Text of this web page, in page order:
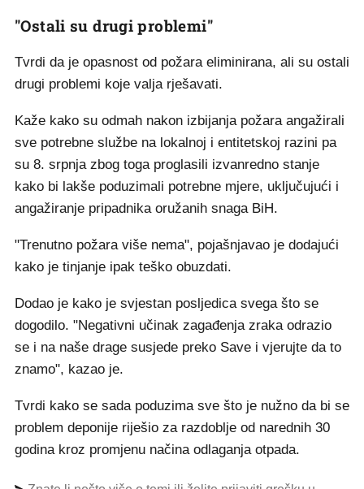
"Ostali su drugi problemi"
Tvrdi da je opasnost od požara eliminirana, ali su ostali
drugi problemi koje valja rješavati.
Kaže kako su odmah nakon izbijanja požara angažirali
sve potrebne službe na lokalnoj i entitetskoj razini pa
su 8. srpnja zbog toga proglasili izvanredno stanje
kako bi lakše poduzimali potrebne mjere, uključujući i
angažiranje pripadnika oružanih snaga BiH.
"Trenutno požara više nema", pojašnjavao je dodajući
kako je tinjanje ipak teško obuzdati.
Dodao je kako je svjestan posljedica svega što se
dogodilo. "Negativni učinak zagađenja zraka odrazio
se i na naše drage susjede preko Save i vjerujte da to
znamo", kazao je.
Tvrdi kako se sada poduzima sve što je nužno da bi se
problem deponije riješio za razdoblje od narednih 30
godina kroz promjenu načina odlaganja otpada.